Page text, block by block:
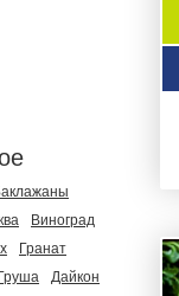
Виноград
Гранат
Груша
Дайкон